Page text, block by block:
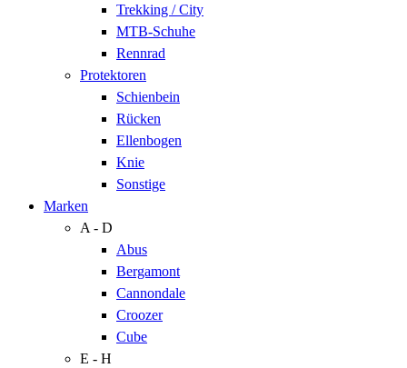
Trekking / City
MTB-Schuhe
Rennrad
Protektoren
Schienbein
Rücken
Ellenbogen
Knie
Sonstige
Marken
A - D
Abus
Bergamont
Cannondale
Croozer
Cube
E - H